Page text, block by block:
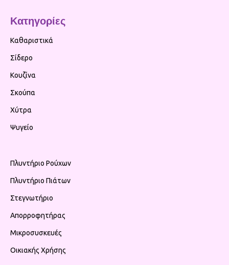
Κατηγορίες
Καθαριστικά
Σίδερο
Κουζίνα
Σκούπα
Χύτρα
Ψυγείο
Πλυντήριο Ρούχων
Πλυντήριο Πιάτων
Στεγνωτήριο
Απορροφητήρας
Μικροσυσκευές
Οικιακής Χρήσης